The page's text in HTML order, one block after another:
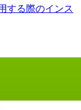
する際のインス